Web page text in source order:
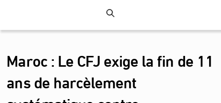
Maroc : Le CFJ exige la fin de 11
ans de harcèlement